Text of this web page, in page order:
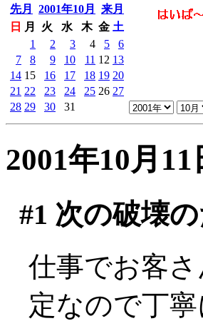
先月 2001年10月
来月
日
月 火 水 木 金 土
1
2 3 4 5
6
7
8 9 10 11 12 13
14 15 16 17 18 19 20
21 22 23 24 25 26 27
28 29 30 31
2001年10月11
#1 次の破壊
仕事でお客
定なので丁寧